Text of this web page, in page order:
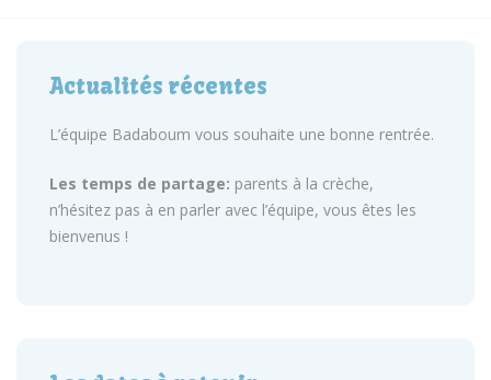
Actualités récentes
L’équipe Badaboum vous souhaite une bonne rentrée.
Les temps de partage: parents à la crèche,
n’hésitez pas à en parler avec l’équipe, vous êtes les
bienvenus !